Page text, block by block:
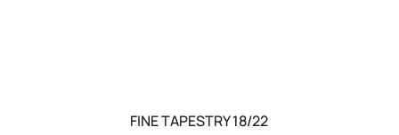
FINE TAPESTRY 18/22